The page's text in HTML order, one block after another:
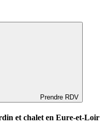
Prendre RDV
et chalet en Eure-et-Loir